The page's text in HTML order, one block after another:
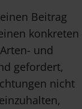
Beitrag
konkreten
und
gefordert,
nicht